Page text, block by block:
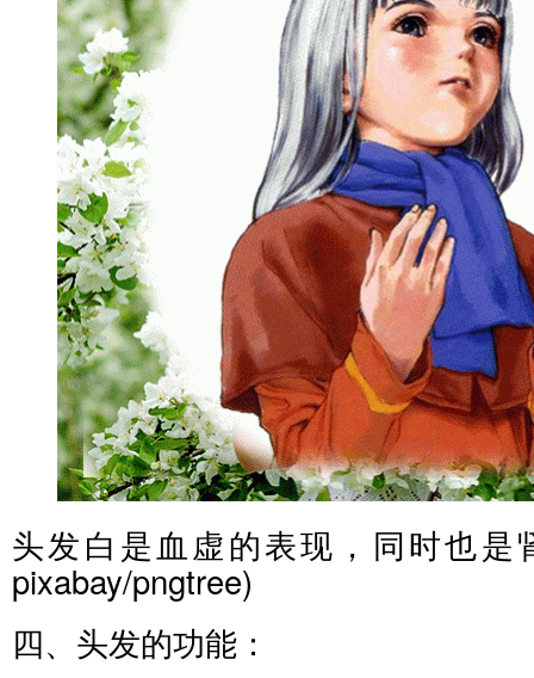
头发白是血虚的表现，同时也是
pixabay/pngtree)
四、头发的功能：